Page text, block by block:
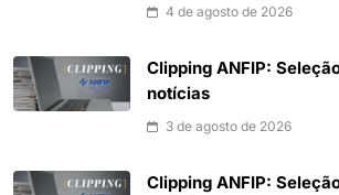
4 de agosto de 2026
Clipping ANFIP:
notícias
3 de agosto de 2026
Clipping ANFIP: